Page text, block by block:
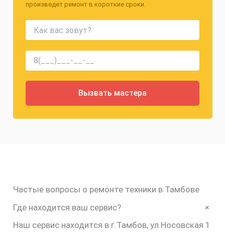
произведет ремонт в короткие сроки.
Частые вопросы о ремонте техники в Тамбове
Где находится ваш сервис?
+
Наш сервис находится в г.Тамбов, ул.Носовская 1